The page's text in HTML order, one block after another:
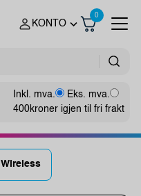
KONTO
0
Inkl. mva.
Eks. mva.
400kroner igjen til fri frakt
Wireless